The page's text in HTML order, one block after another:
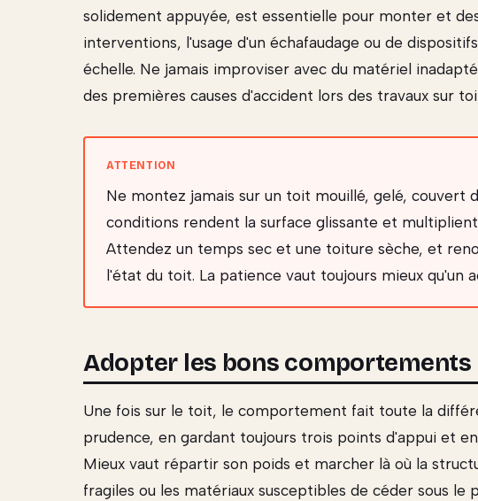
solidement appuyée, est essentielle pour monter et
interventions, l'usage d'un échafaudage ou de
échelle. Ne jamais improviser avec du matériel
des premières causes d'accident lors des travaux sur
Ne montez jamais sur un toit mouillé, gelé, couvert
conditions rendent la surface glissante et
Attendez un temps sec et une toiture sèche, et
l'état du toit. La patience vaut toujours mieux qu'un
Adopter les bons comportements
Une fois sur le toit, le comportement fait toute la
prudence, en gardant toujours trois points d'appui et
Mieux vaut répartir son poids et marcher là où la
fragiles ou les matériaux susceptibles de céder sous le